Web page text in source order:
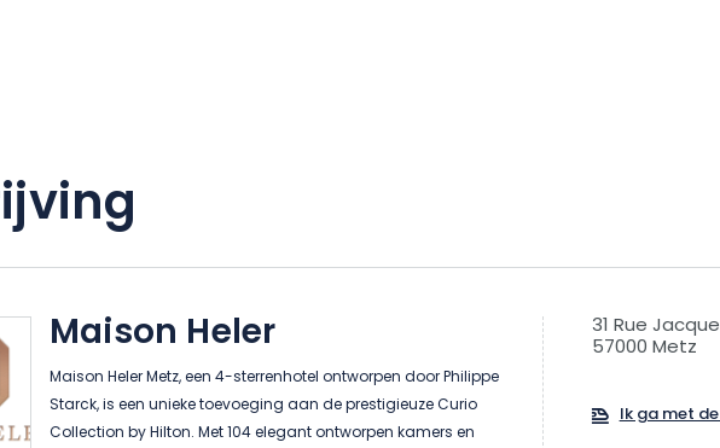
Maison Heler
Maison Heler Metz, een 4-sterrenhotel ontworpen door Philippe
Starck, is een unieke toevoeging aan de prestigieuze Curio
Collection by Hilton. Met 104 elegant ontworpen kamers en
31 Rue
57000 Metz
Ik ga met